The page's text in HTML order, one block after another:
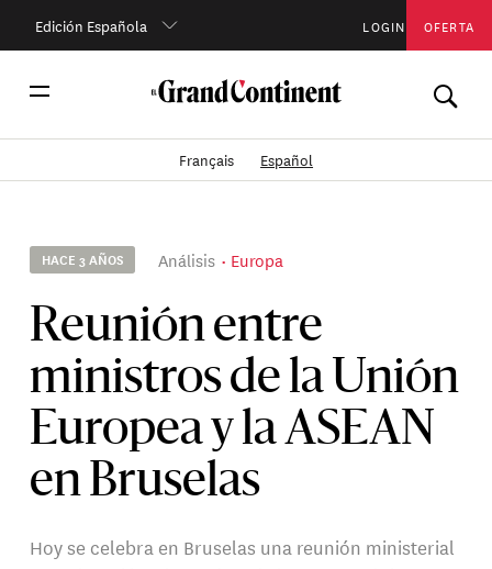
Edición Española LOGIN OFERTA
Français Español
HACE 3 AÑOS Análisis Europa
Reunión entre
ministros de la Unión
Europea y la ASEAN
en Bruselas
Hoy se celebra en Bruselas una reunión ministerial